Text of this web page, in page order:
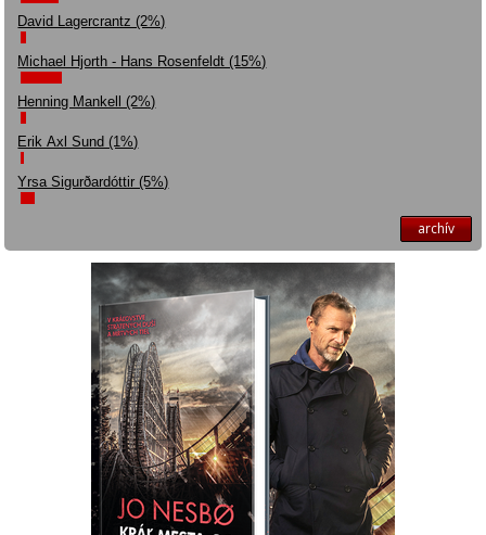
David Lagercrantz (2%)
Michael Hjorth - Hans Rosenfeldt (15%)
Henning Mankell (2%)
Erik Axl Sund (1%)
Yrsa Sigurðardóttir (5%)
archív